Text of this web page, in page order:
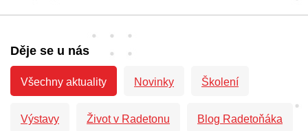
Děje se u nás
Všechny aktuality Novinky Školení
Výstavy Život v Radetonu Blog Radetoňáka